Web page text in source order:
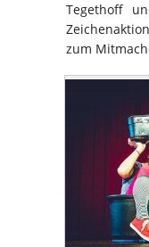
Tegethoff
zum